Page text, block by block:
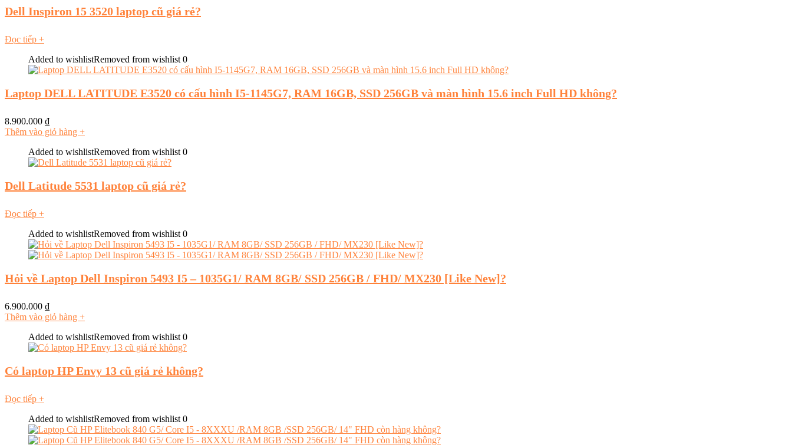
Dell Inspiron 15 3520 laptop cũ giá rẻ?
Đọc tiếp +
Added to wishlistRemoved from wishlist 0
Laptop DELL LATITUDE E3520 có cấu hình I5-1145G7, RAM 16GB, SSD 256GB và màn hình 15.6 inch Full HD không?
8.900.000 ₫
Thêm vào giỏ hàng +
Added to wishlistRemoved from wishlist 0
Dell Latitude 5531 laptop cũ giá rẻ?
Đọc tiếp +
Added to wishlistRemoved from wishlist 0
Hỏi về Laptop Dell Inspiron 5493 I5 – 1035G1/ RAM 8GB/ SSD 256GB / FHD/ MX230 [Like New]?
6.900.000 ₫
Thêm vào giỏ hàng +
Added to wishlistRemoved from wishlist 0
Có laptop HP Envy 13 cũ giá rẻ không?
Đọc tiếp +
Added to wishlistRemoved from wishlist 0